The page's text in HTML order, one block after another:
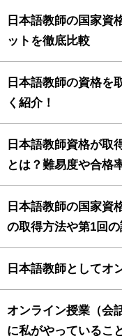
日本語教師の国家資
ットを徹底比較
日本語教師の資格を
く紹介！
日本語教師資格が取
とは？難易度や合格
日本語教師の国家資
の取得方法や第1回
日本語教師としてオ
オンライン授業（会
に私がやっているこ